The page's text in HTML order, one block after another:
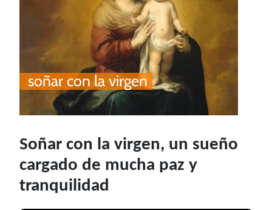
Soñar con la virgen, un sueño
cargado de mucha paz y
tranquilidad